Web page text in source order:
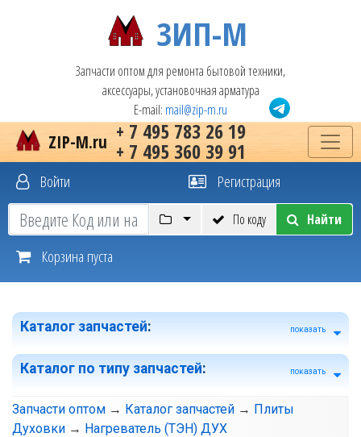
ЗИП-М
Запчасти оптом для ремонта бытовой техники,
аксессуары, установочная арматура
E-mail: mail@zip-m.ru
+ 7 495 783 26 19
+ 7 495 360 39 91
ZIP-M.ru
Войти Регистрация
По коду Найти
Корзина пуста
Каталог запчастей: показать
Каталог по типу запчастей: показать
Запчасти оптом → Каталог запчастей → Плиты
Духовки → Нагреватель (ТЭН) ДУХ